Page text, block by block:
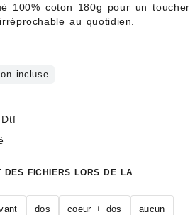
100% coton 180g pour un toucher
au quotidien.
incluse
DES FICHIERS LORS DE LA
dos coeur + dos aucun